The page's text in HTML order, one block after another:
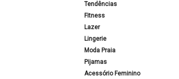
Tendências
Fitness
Lazer
Lingerie
Moda Praia
Pijamas
Acessório Feminino